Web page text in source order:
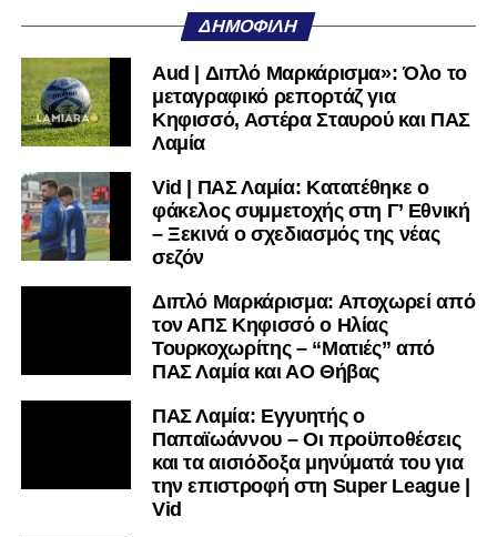
υπόλοιπο κόσμο. Ακολουθήστε το lamiara.gr στο
Twitterκαι στοInstagram
μαθαίνετε σε χρόνο dt όλα τα νέα.
ΔΗΜΟΦΙΛΉ
Aud | Διπλό Μαρκάρισμα»: Όλο το
μεταγραφικό ρεπορτάζ για
Κηφισσό, Αστέρα Σταυρού και ΠΑΣ
Λαμία
Vid | ΠΑΣ Λαμία: Κατατέθηκε ο
φάκελος συμμετοχής στη Γ’ Εθνική
– Ξεκινά ο σχεδιασμός της νέας
σεζόν
Διπλό Μαρκάρισμα: Αποχωρεί από
τον ΑΠΣ Κηφισσό ο Ηλίας
Τουρκοχωρίτης – “Ματιές” από
ΠΑΣ Λαμία και ΑΟ Θήβας
ΠΑΣ Λαμία: Εγγυητής ο
Παπαϊωάννου – Οι προϋποθέσεις
και τα αισιόδοξα μηνύματά του για
την επιστροφή στη Super League |
Vid